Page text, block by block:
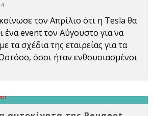
τον Απρίλιο ότι η Tesla θα
ένα event τον Αύγουστο για να
τα σχέδια της εταιρείας για τα
όσοι ήταν ενθουσιασμένοι